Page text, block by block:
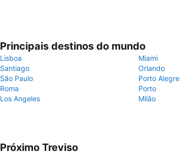
Principais destinos do mundo
Lisboa
Miami
Santiago
Orlando
São Paulo
Porto Alegre
Roma
Porto
Los Angeles
Milão
Próximo Treviso